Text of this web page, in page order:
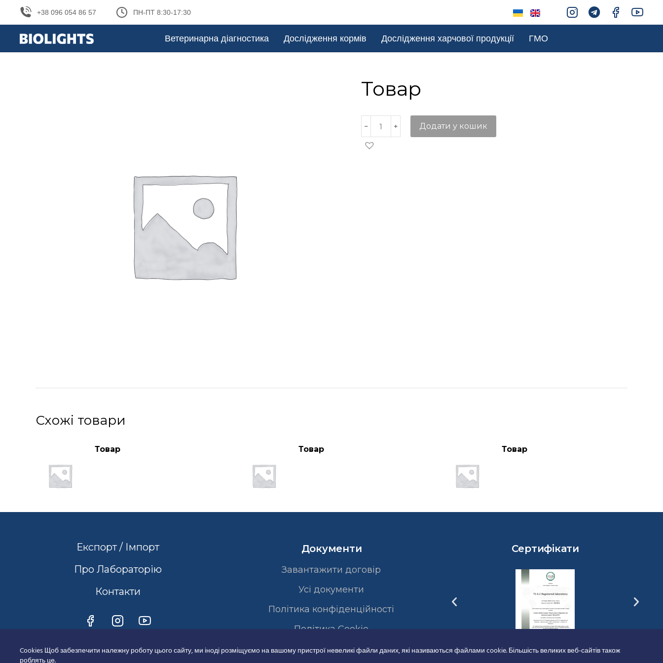
+38 096 054 86 57 ПН-ПТ 8:30-17:30
Ветеринарна діагностика Дослідження кормів Дослідження харчової продукції ГМО
Товар
Додати у кошик
Схожі товари
Товар Товар Товар
Експорт / Імпорт
Про Лабораторію
Контакти
Документи
Завантажити договір
Усі документи
Політика конфіденційності
Полiтика Cookie
Сертифікати
Cookies Щоб забезпечити належну роботу цього сайту, ми іноді розміщуємо на вашому пристрої невеликі файли даних, які називаються файлами cookie. Більшість великих веб-сайтів також